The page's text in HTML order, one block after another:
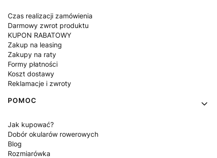
Czas realizacji zamówienia
Darmowy zwrot produktu
KUPON RABATOWY
Zakup na leasing
Zakupy na raty
Formy płatności
Koszt dostawy
Reklamacje i zwroty
POMOC
Jak kupować?
Dobór okularów rowerowych
Blog
Rozmiarówka